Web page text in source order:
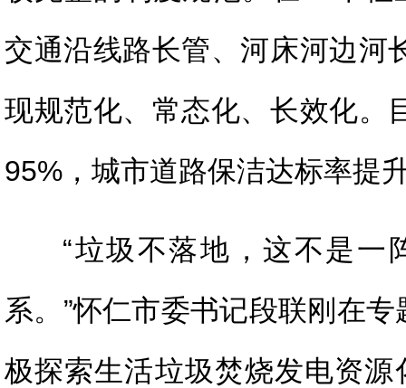
交通沿线路长管、河床河边河
现规范化、常态化、长效化。
95%，城市道路保洁达标率提
“垃圾不落地，这不是
系。”怀仁市委书记段联刚在
极探索生活垃圾焚烧发电资